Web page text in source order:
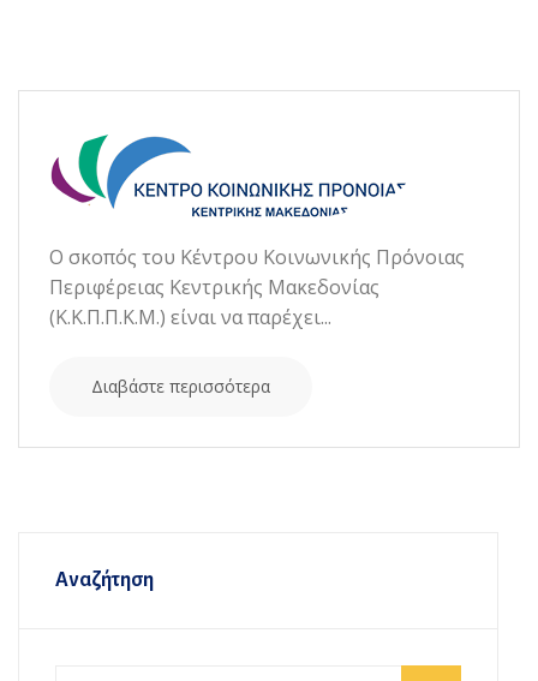
Ο σκοπός του Κέντρου Κοινωνικής Πρόνοιας
Περιφέρειας Κεντρικής Μακεδονίας
(Κ.Κ.Π.Π.Κ.Μ.) είναι να παρέχει...
Διαβάστε περισσότερα
Αναζήτηση